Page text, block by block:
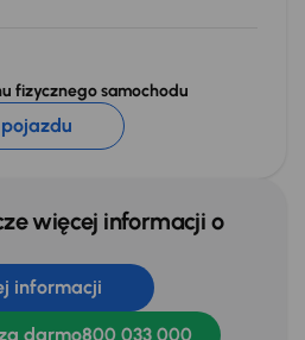
fizycznego samochodu
więcej informacji o
informacji
darmo800 033 000